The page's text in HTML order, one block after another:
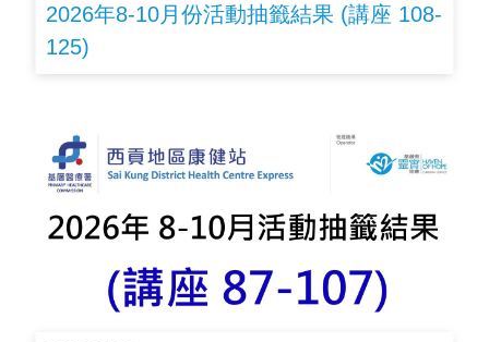
2026年8-10月份活動抽籤結果 (講座 108-
125)